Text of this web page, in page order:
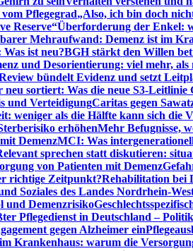
Pflegegrad„Also, ich bin doch
Reserve“Überforderung der Enkel:
Mehraufwand: Demenz ist im
ist neu?BGH stärkt den Willen
und Desorientierung: viel mehr,
bündelt Evidenz und setzt
neu sortiert: Was die neue S3-
und VerteidigungCaritas gegen
weniger als die Hälfte kann sich die
erhöhenMehr Befugnisse,
DemenzMCI: Was
sprechen statt diskutieren:
von Patienten mit Demenz
richtige Zeitpunkt?Rehabilitation bei
Soziales des Landes Nordrhein-
und Demenzrisiko
Pflegedienst in Deutschland –
gegen Alzheimer ein
Krankenhaus: warum die